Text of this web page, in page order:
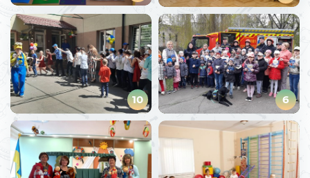
10 6